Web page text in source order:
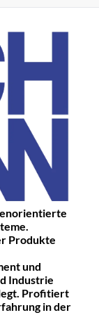
Produkte
und
Industrie
Profitiert
in der